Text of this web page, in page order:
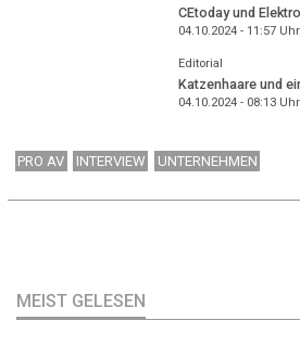
CEtoday und
04.10.2024 - 11:57Uhr
Editorial
Katzenhaare und
04.10.2024 - 08:13Uhr
PRO AV INTERVIEW UNTERNEHMEN
MEIST GELESEN